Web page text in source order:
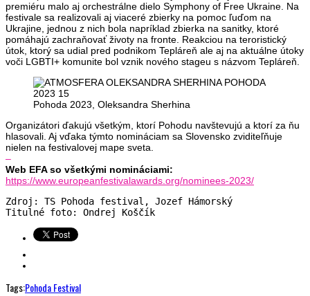
premiéru malo aj orchestrálne dielo Symphony of Free Ukraine. Na
festivale sa realizovali aj viaceré zbierky na pomoc ľuďom na
Ukrajine, jednou z nich bola napríklad zbierka na sanitky, ktoré
pomáhajú zachraňovať životy na fronte. Reakciou na teroristický
útok, ktorý sa udial pred podnikom Tepláreň ale aj na aktuálne útoky
voči LGBTI+ komunite bol vznik nového stageu s názvom Tepláreň.
Pohoda 2023, Oleksandra Sherhina
Organizátori ďakujú všetkým, ktorí Pohodu navštevujú a ktorí za ňu
hlasovali. Aj vďaka týmto nomináciam sa Slovensko zviditeľňuje
nielen na festivalovej mape sveta.
–
Web EFA so všetkými nomináciami:
https://www.europeanfestivalawards.org/nominees-2023/
Zdroj: TS Pohoda festival, Jozef Hámorský
Titulné foto: Ondrej Koščík
Tags:Pohoda Festival